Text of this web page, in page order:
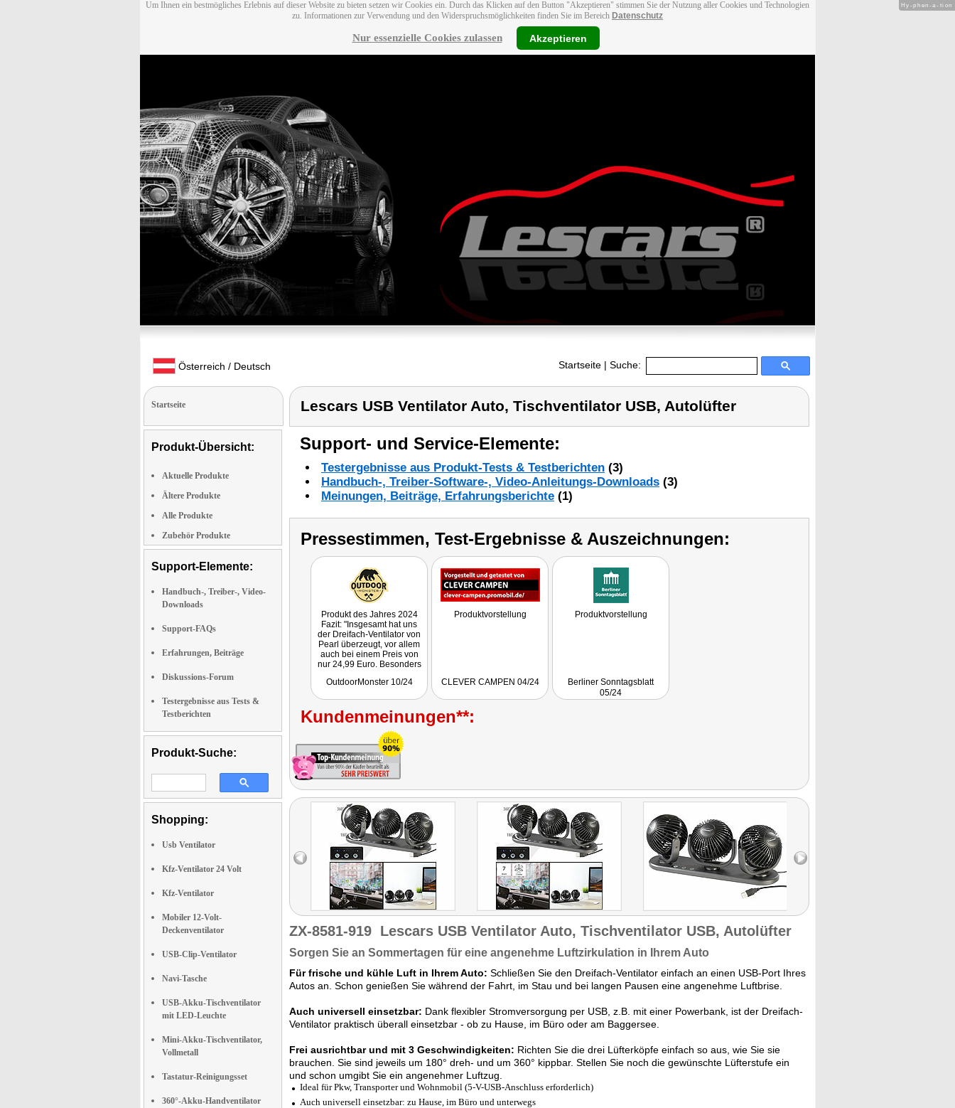
Um Ihnen ein bestmögliches Erlebnis auf dieser Website zu bieten setzen wir Cookies ein. Durch das Klicken auf den Button "Akzeptieren" stimmen Sie der Nutzung aller Cookies und Technologien
zu. Informationen zur Verwendung und den Widerspruchsmöglichkeiten finden Sie im Bereich Datenschutz
Nur essenzielle Cookies zulassen Akzeptieren
Österreich / Deutsch Startseite | Suche:
Startseite
Produkt-Übersicht:
Aktuelle Produkte
Ältere Produkte
Alle Produkte
Zubehör Produkte
Support-Elemente:
Handbuch-, Treiber-, Video-
Downloads
Support-FAQs
Erfahrungen, Beiträge
Diskussions-Forum
Testergebnisse aus Tests &
Testberichten
Produkt-Suche:
Shopping:
Usb Ventilator
Kfz-Ventilator 24 Volt
Kfz-Ventilator
Mobiler 12-Volt-
Deckenventilator
USB-Clip-Ventilator
Navi-Tasche
USB-Akku-Tischventilator
mit LED-Leuchte
Mini-Akku-Tischventilator,
Vollmetall
Tastatur-Reinigungsset
360°-Akku-Handventilator
Lescars USB Ventilator Auto, Tischventilator USB, Autolüfter
Support- und Service-Elemente:
Testergebnisse aus Produkt-Tests & Testberichten (3)
Handbuch-, Treiber-Software-, Video-Anleitungs-Downloads (3)
Meinungen, Beiträge, Erfahrungsberichte (1)
Pressestimmen, Test-Ergebnisse & Auszeichnungen:
Produkt des Jahres 2024
Fazit: "Insgesamt hat uns
der Dreifach-Ventilator von
Pearl überzeugt, vor allem
auch bei einem Preis von
nur 24,99 Euro. Besonders
Lüfterköpfe und die
nützlichen Gadget für lange
Autofahrten und heiße
Sommertage auch in der
Sahara."
OutdoorMonster 10/24
Produktvorstellung
CLEVER CAMPEN 04/24
Produktvorstellung
Berliner Sonntagsblatt
05/24
Kundenmeinungen**:
ZX-8581-919 Lescars USB Ventilator Auto, Tischventilator USB, Autolüfter
Sorgen Sie an Sommertagen für eine angenehme Luftzirkulation in Ihrem Auto
Für frische und kühle Luft in Ihrem Auto: Schließen Sie den Dreifach-Ventilator einfach an einen USB-Port Ihres
Autos an. Schon genießen Sie während der Fahrt, im Stau und bei langen Pausen eine angenehme Luftbrise.
Auch universell einsetzbar: Dank flexibler Stromversorgung per USB, z.B. mit einer Powerbank, ist der Dreifach-
Ventilator praktisch überall einsetzbar - ob zu Hause, im Büro oder am Baggersee.
Frei ausrichtbar und mit 3 Geschwindigkeiten: Richten Sie die drei Lüfterköpfe einfach so aus, wie Sie sie
brauchen. Sie sind jeweils um 180° dreh- und um 360° kippbar. Stellen Sie noch die gewünschte Lüfterstufe ein
und schon umgibt Sie ein angenehmer Luftzug.
Ideal für Pkw, Transporter und Wohnmobil (5-V-USB-Anschluss erforderlich)
Auch universell einsetzbar: zu Hause, im Büro und unterwegs
Hy-phen-a-tion